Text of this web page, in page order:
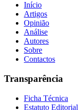
Início
Artigos
Opinião
Análise
Autores
Sobre
Contactos
Transparência
Ficha Técnica
Estatuto Editorial